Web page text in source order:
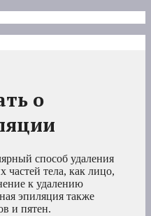
о
способ удаления
частей тела, как лицо,
к удалению
эпиляция также
и пятен.